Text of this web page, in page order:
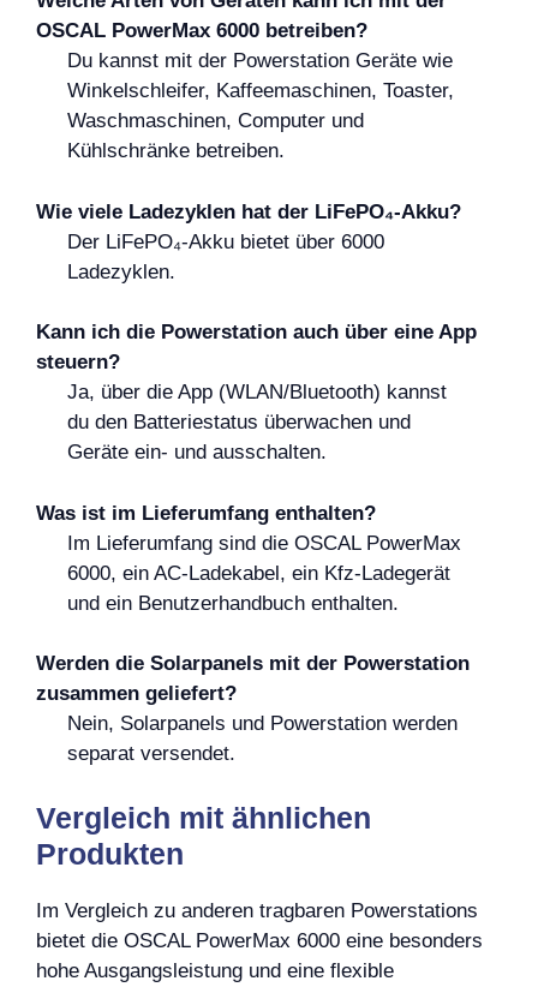
OSCAL PowerMax 6000 betreiben?
Du kannst mit der Powerstation Geräte wie
Winkelschleifer, Kaffeemaschinen, Toaster,
Waschmaschinen, Computer und
Kühlschränke betreiben.
Wie viele Ladezyklen hat der LiFePO₄-Akku?
Der LiFePO₄-Akku bietet über 6000
Ladezyklen.
Kann ich die Powerstation auch über eine App
steuern?
Ja, über die App (WLAN/Bluetooth) kannst
du den Batteriestatus überwachen und
Geräte ein- und ausschalten.
Was ist im Lieferumfang enthalten?
Im Lieferumfang sind die OSCAL PowerMax
6000, ein AC-Ladekabel, ein Kfz-Ladegerät
und ein Benutzerhandbuch enthalten.
Werden die Solarpanels mit der Powerstation
zusammen geliefert?
Nein, Solarpanels und Powerstation werden
separat versendet.
Vergleich mit ähnlichen
Produkten
Im Vergleich zu anderen tragbaren Powerstations
bietet die OSCAL PowerMax 6000 eine besonders
hohe Ausgangsleistung und eine flexible